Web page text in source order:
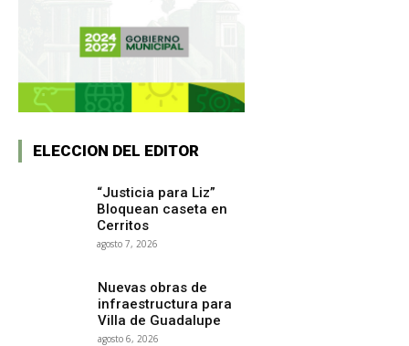
ELECCION DEL EDITOR
“Justicia para Liz”
Bloquean caseta en
Cerritos
agosto 7, 2026
Nuevas obras de
infraestructura para
Villa de Guadalupe
agosto 6, 2026